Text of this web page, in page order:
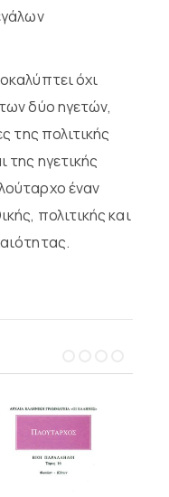
όχι
δύο ηγετών,
της πολιτικής
της ηγετικής
έναν
πολιτικής και